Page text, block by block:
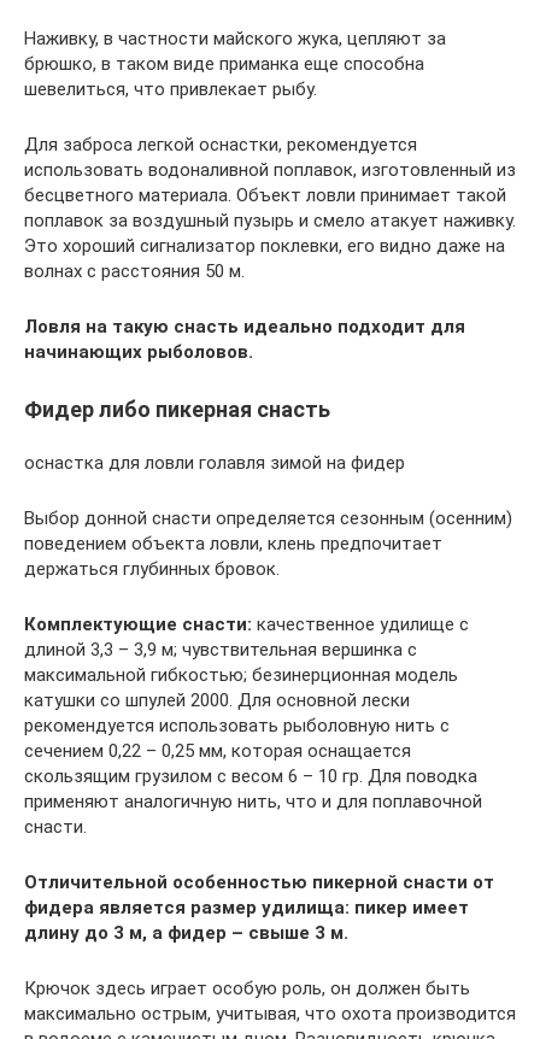
Наживку, в частности майского жука, цепляют за
брюшко, в таком виде приманка еще способна
шевелиться, что привлекает рыбу.
Для заброса легкой оснастки, рекомендуется
использовать водоналивной поплавок, изготовленный из
бесцветного материала. Объект ловли принимает такой
поплавок за воздушный пузырь и смело атакует наживку.
Это хороший сигнализатор поклевки, его видно даже на
волнах с расстояния 50 м.
Ловля на такую снасть идеально подходит для
начинающих рыболовов.
Фидер либо пикерная снасть
оснастка для ловли голавля зимой на фидер
Выбор донной снасти определяется сезонным (осенним)
поведением объекта ловли, клень предпочитает
держаться глубинных бровок.
Комплектующие снасти: качественное удилище с
длиной 3,3 – 3,9 м; чувствительная вершинка с
максимальной гибкостью; безинерционная модель
катушки со шпулей 2000. Для основной лески
рекомендуется использовать рыболовную нить с
сечением 0,22 – 0,25 мм, которая оснащается
скользящим грузилом с весом 6 – 10 гр. Для поводка
применяют аналогичную нить, что и для поплавочной
снасти.
Отличительной особенностью пикерной снасти от
фидера является размер удилища: пикер имеет
длину до 3 м, а фидер – свыше 3 м.
Крючок здесь играет особую роль, он должен быть
максимально острым, учитывая, что охота производится